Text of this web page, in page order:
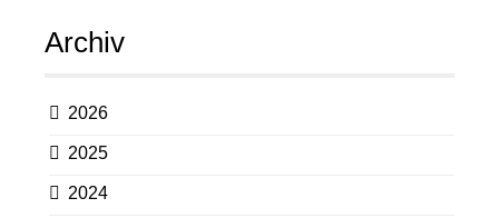
Archiv
2026
2025
2024